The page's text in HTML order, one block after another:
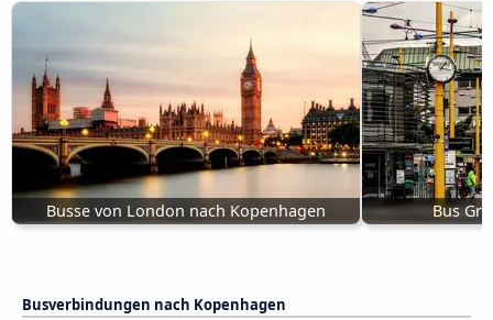
Busse von London nach Kopenhagen Bus
Busverbindungen nach Kopenhagen